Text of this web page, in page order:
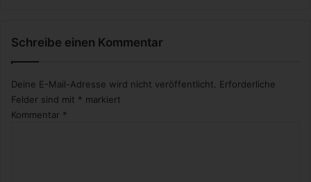
e
H
Schreibe einen Kommentar
Deine E-Mail-Adresse wird nicht veröffentlicht. Erforderliche
Felder sind mit * markiert
Kommentar *